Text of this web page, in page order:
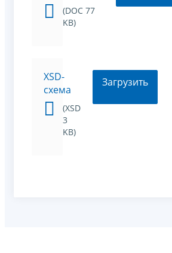
(DOC 77
KB)
XSD-
схема
(XSD
3
KB)
Загрузить